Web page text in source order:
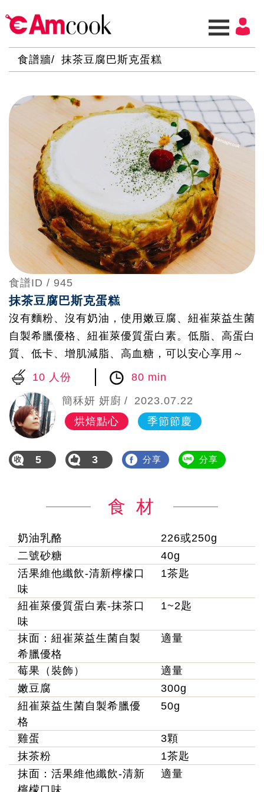
食譜牆 抹茶豆腐巴斯克蛋糕
食譜ID / 945
抹茶豆腐巴斯克蛋糕
沒有麵粉、沒有奶油，使用嫩豆腐、紐崔萊益生菌
自製希臘優格、紐崔萊優質蛋白素。低脂、高蛋白
質、低卡、增肌減脂、高血糖，可以安心享用～
10 人份
80 min
簡秝妍 妍廚
2023.07.22
烘焙點心
季節節慶
5 3 分享 分享
食 材
奶油乳酪
226或250g
二號砂糖
40g
活果維他纖飲-清新檸檬口
味
1茶匙
紐崔萊優質蛋白素-抹茶口
味
1~2匙
抹面：紐崔萊益生菌自製
希臘優格
適量
莓果（裝飾）
適量
嫩豆腐
300g
紐崔萊益生菌自製希臘優
格
50g
雞蛋
3顆
抹茶粉
1茶匙
抹面：活果維他纖飲-清新
適量